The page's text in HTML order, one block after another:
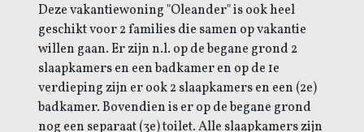
Deze vakantiewoning "Oleander" is ook heel
geschikt voor 2 families die samen op vakantie
willen gaan. Er zijn n.l. op de begane grond 2
slaapkamers en een badkamer en op de 1e
verdieping zijn er ook 2 slaapkamers en een (2e)
badkamer. Bovendien is er op de begane grond
nog een separaat (3e) toilet. Alle slaapkamers zijn